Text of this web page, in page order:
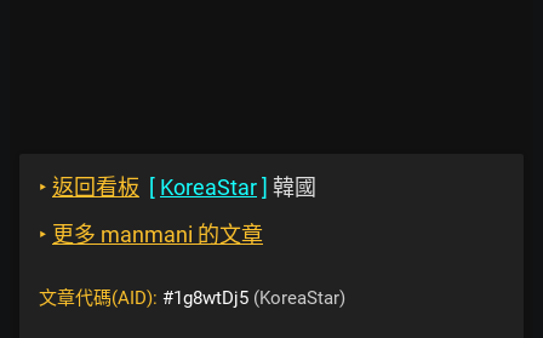
‣ 返回看板 [ KoreaStar] 韓國
‣ 更多 manmani 的文章
文章代碼(AID): #1g8wtDj5 (KoreaStar)